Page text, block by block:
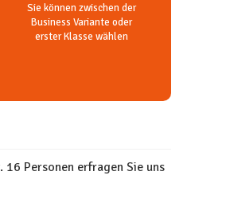
Sie können zwischen der
Business Variante oder
erster Klasse wählen
Personen erfragen Sie uns